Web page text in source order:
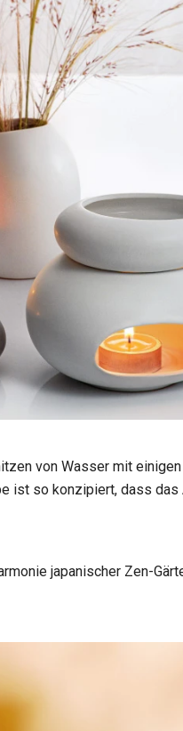
von Wasser mit
ist so konzipiert, dass das
japanischer Zen-